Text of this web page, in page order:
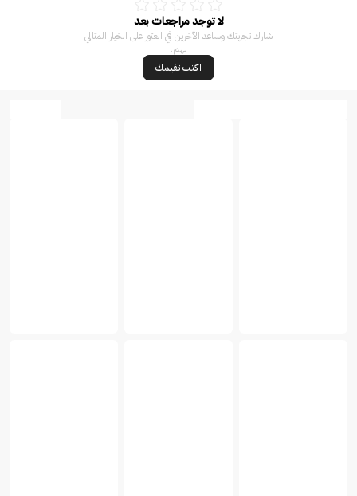
لا توجد مراجعات بعد
شارك تجربتك وساعد الآخرين في العثور على الخيار المثالي
لهم.
اكتب تقيمك